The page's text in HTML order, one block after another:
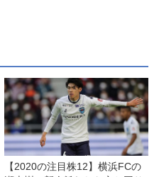
【2020の注目株12】横浜FCの